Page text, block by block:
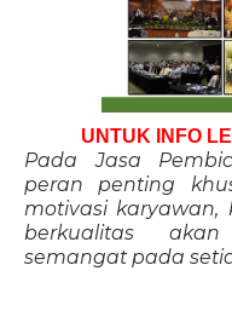
UNTUK INFO
Pada Jasa
peran penting
motivasi karyawan,
berkualitas
semangat pada